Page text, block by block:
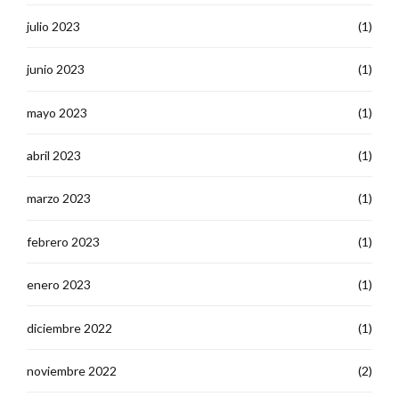
julio 2023 (1)
junio 2023 (1)
mayo 2023 (1)
abril 2023 (1)
marzo 2023 (1)
febrero 2023 (1)
enero 2023 (1)
diciembre 2022 (1)
noviembre 2022 (2)